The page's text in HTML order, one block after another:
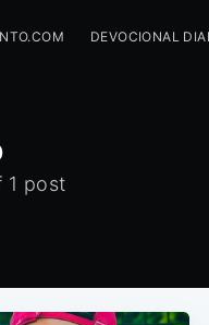
DEVOCIONAL
1 post